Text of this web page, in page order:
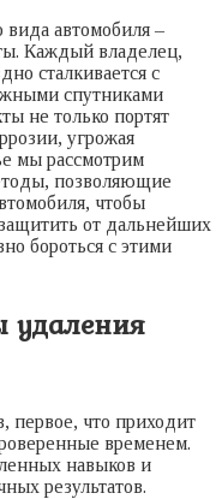
автомобиля –
Каждый владелец,
сталкивается с
спутниками
не только портят
угрожая
мы рассмотрим
позволяющие
чтобы
от дальнейших
бороться с этими
удаления
первое, что приходит
временем.
навыков и
результатов.